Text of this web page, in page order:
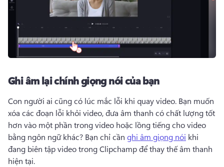
Ghi âm lại chính giọng nói của bạn
Con người ai cũng có lúc mắc lỗi khi quay video. Bạn muốn
xóa các đoạn lỗi khỏi video, đưa âm thanh có chất lượng tốt
hơn vào một phần trong video hoặc lồng tiếng cho video
bằng ngôn ngữ khác? Bạn chỉ cần ghi âm giọng nói khi
đang biên tập video trong Clipchamp để thay thế âm thanh
hiện tại.